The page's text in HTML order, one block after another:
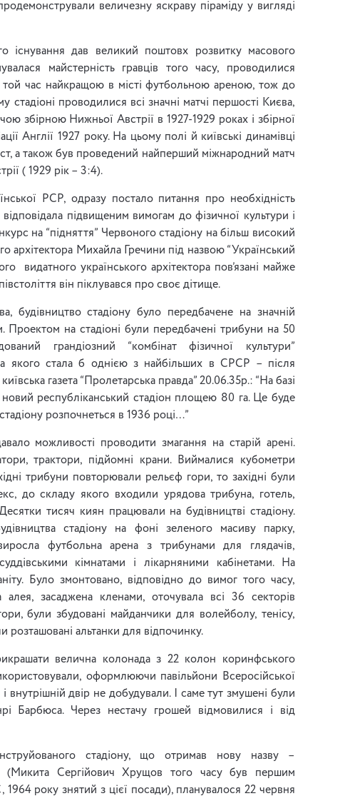
величезну яскраву піраміду у вигляді
існування дав великий поштовх розвитку масового
майстерність гравців того часу, проводилися
той час найкращою в місті футбольною ареною, тож до
стадіоні проводилися всі значні матчі першості Києва,
збірною Нижньої Австрії в 1927-1929 роках і збірної
Англії 1927 року. На цьому полі й київські динамівці
а також був проведений найперший міжнародний матч
( 1929 рік – 3:4).
РСР, одразу постало питання про необхідність
підвищеним вимогам до фізичної культури і
на “підняття” Червоного стадіону на більш високий
архітектора Михайла Гречини під назвою “Український
видатного українського архітектора пов’язані майже
він піклувався про своє дітище.
будівництво стадіону було передбачене на значній
Проектом на стадіоні були передбачені трибуни на 50
грандіозний “комбінат фізичної культури”
якого стала б однією з найбільших в СРСР – після
газета “Пролетарська правда” 20.06.35р.: “На базі
республіканський стадіон площею 80 га. Це буде
розпочнеться в 1936 році…”
можливості проводити змагання на старій арені.
трактори, підйомні крани. Виймалися кубометри
трибуни повторювали рельєф гори, то західні були
до складу якого входили урядова трибуна, готель,
тисяч киян працювали на будівництві стадіону.
стадіону на фоні зеленого масиву парку,
футбольна арена з трибунами для глядачів,
кімнатами і лікарняними кабінетами. На
Було змонтовано, відповідно до вимог того часу,
алея, засаджена кленами, оточувала всі 36 секторів
були збудовані майданчики для волейболу, тенісу,
розташовані альтанки для відпочинку.
велична колонада з 22 колон коринфського
оформлюючи павільйони Всеросійської
двір не добудували. І саме тут змушені були
Барбюса. Через нестачу грошей відмовилися і від
стадіону, що отримав нову назву –
(Микита Сергійович Хрущов того часу був першим
року знятий з цієї посади), планувалося 22 червня